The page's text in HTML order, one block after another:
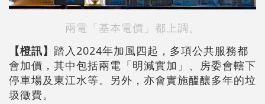
兩電「基本電價」都上調。
【橙訊】 踏入2024年加風四起，多項公共服務都
會加價，其中包括兩電「明減實加」、房委會轄下
停車場及東江水等。另外，亦會實施醞釀多年的垃
圾徵費。